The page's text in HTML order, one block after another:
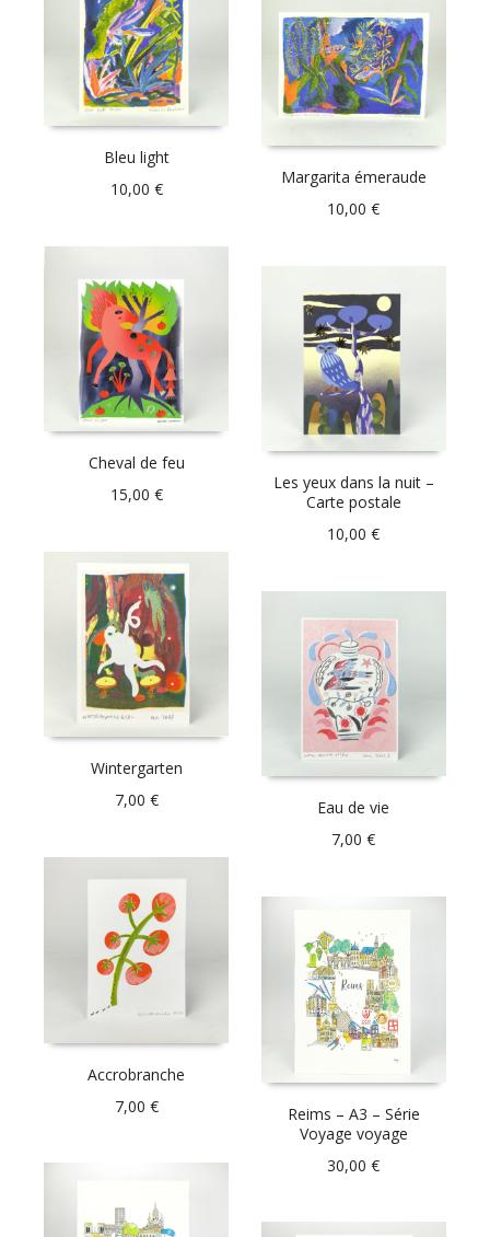
Bleu light
10,00 €
Margarita émeraude
10,00€
Cheval de feu
15,00 €
Les yeux dans la nuit –
Carte postale
10,00€
Wintergarten
7,00 €
Eau de vie
7,00€
Accrobranche
7,00 €
Reims – A3 – Série
Voyage voyage
30,00€